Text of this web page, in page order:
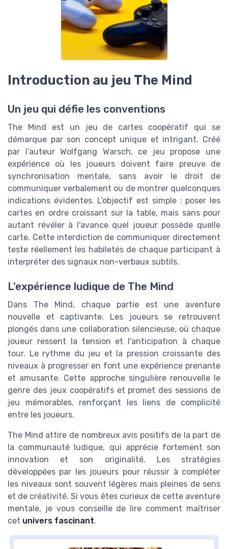
Introduction au jeu The Mind
Un jeu qui défie les conventions
The Mind est un jeu de cartes coopératif qui se
démarque par son concept unique et intrigant. Créé
par l’auteur Wolfgang Warsch, ce jeu propose une
expérience où les joueurs doivent faire preuve de
synchronisation mentale, sans avoir le droit de
communiquer verbalement ou de montrer quelconques
indications évidentes. L’objectif est simple : poser les
cartes en ordre croissant sur la table, mais sans pour
autant révéler à l'avance quel joueur possède quelle
carte. Cette interdiction de communiquer directement
teste réellement les habiletés de chaque participant à
interpréter des signaux non-verbaux subtils.
L'expérience ludique de The Mind
Dans The Mind, chaque partie est une aventure
nouvelle et captivante. Les joueurs se retrouvent
plongés dans une collaboration silencieuse, où chaque
joueur ressent la tension et l'anticipation à chaque
tour. Le rythme du jeu et la pression croissante des
niveaux à progresser en font une expérience prenante
et amusante. Cette approche singulière renouvelle le
genre des jeux coopératifs et promet des sessions de
jeu mémorables, renforçant les liens de complicité
entre les joueurs.
The Mind attire de nombreux avis positifs de la part de
la communauté ludique, qui apprécie fortement son
innovation et son originalité. Les stratégies
développées par les joueurs pour réussir à compléter
les niveaux sont souvent légères mais pleines de sens
et de créativité. Si vous êtes curieux de cette aventure
mentale, je vous conseille de lire comment maîtriser
cet univers fascinant.